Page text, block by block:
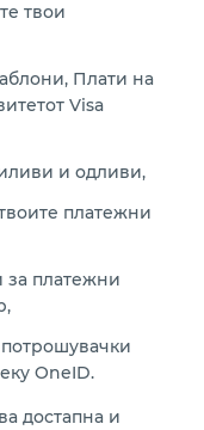
твои
Плати на
Visa
и одливи,
платежни
за платежни
OneID.
достапна и